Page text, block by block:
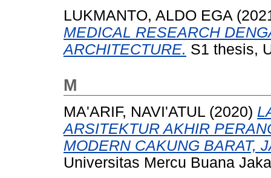
LUKMANTO, ALDO EGA
MEDICAL RESEARCH
ARCHITECTURE. S1 thesis,
M
MA'ARIF, NAVI'ATUL (2020)
ARSITEKTUR AKHIR
MODERN CAKUNG BARAT,
Universitas Mercu Buana